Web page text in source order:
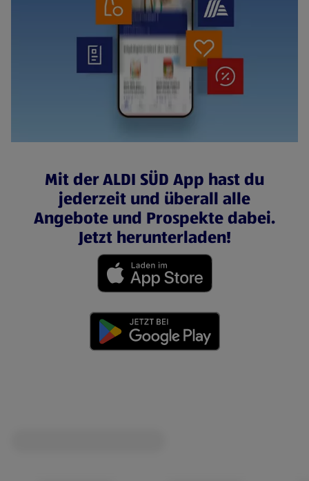
Mit der ALDI SÜD App hast du
jederzeit und überall alle
Angebote und Prospekte dabei.
Jetzt herunterladen!